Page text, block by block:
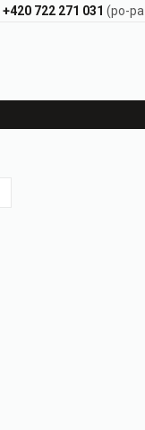
+420 722 271 031 (po-